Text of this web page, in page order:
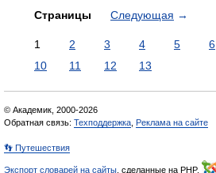
Страницы Следующая →
1 2 3 4 5 6
10
11 12 13
© Академик, 2000-2026
Обратная связь: Техподдержка Реклама на сайте
👣 Путешествия
Экспорт словарей на сайты , сделанные на PHP,